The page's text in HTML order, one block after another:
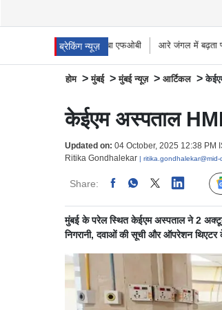
ब्रेकिंग न्यूज़
मीटर लंबा एफओबी आरे जंगल में बढ़ता प्लास्टिक कचरा,
होम >मुंबई >मुंबई न्यूज़ > आर्टिकल >
केईएम अस्पताल
Updated on: 04 October, 2025 12:38 PM
Ritika Gondhalekar
| ritika.gondhalekar@mid-
Share: Linked
मुंबई के परेल स्थित केईएम अस्पताल ने 2
निगरानी, दवाओं की सूची और ऑपरेशन